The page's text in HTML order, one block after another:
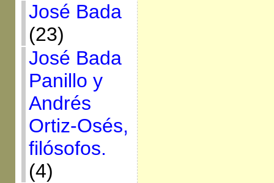
José Bada
(23)
José Bada
Panillo y
Andrés
Ortiz-Osés,
filósofos.
(4)